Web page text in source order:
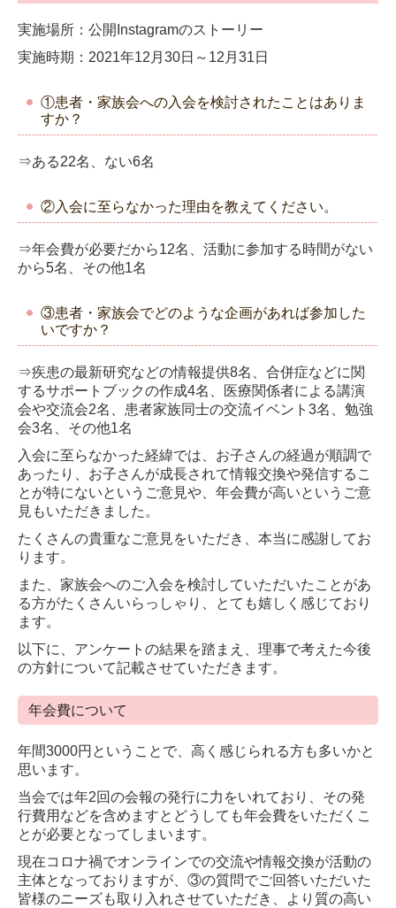
実施場所：公開Instagramのストーリー
実施時期：2021年12月30日～12月31日
①患者・家族会への入会を検討されたことはありま
すか？
⇒ある22名、ない6名
②入会に至らなかった理由を教えてください。
⇒年会費が必要だから12名、活動に参加する時間がない
から5名、その他1名
③患者・家族会でどのような企画があれば参加した
いですか？
⇒疾患の最新研究などの情報提供8名、合併症などに関
するサポートブックの作成4名、医療関係者による講演
会や交流会2名、患者家族同士の交流イベント3名、勉強
会3名、その他1名
入会に至らなかった経緯では、お子さんの経過が順調で
あったり、お子さんが成長されて情報交換や発信するこ
とが特にないというご意見や、年会費が高いというご意
見もいただきました。
たくさんの貴重なご意見をいただき、本当に感謝してお
ります。
また、家族会へのご入会を検討していただいたことがあ
る方がたくさんいらっしゃり、とても嬉しく感じており
ます。
以下に、アンケートの結果を踏まえ、理事で考えた今後
の方針について記載させていただきます。
年会費について
年間3000円ということで、高く感じられる方も多いかと
思います。
当会では年2回の会報の発行に力をいれており、その発
行費用などを含めますとどうしても年会費をいただくこ
とが必要となってしまいます。
現在コロナ禍でオンラインでの交流や情報交換が活動の
主体となっておりますが、③の質問でご回答いただいた
皆様のニーズも取り入れさせていただき、より質の高い